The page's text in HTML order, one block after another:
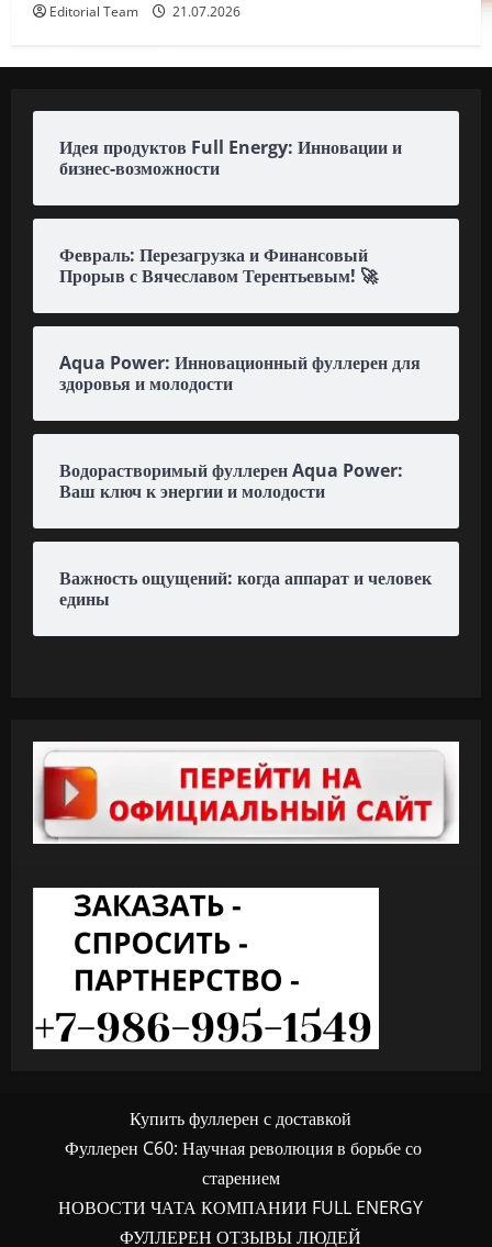
Editorial Team 21.07.2026
Идея продуктов Full Energy: Инновации и
бизнес-возможности
Февраль: Перезагрузка и Финансовый
Прорыв с Вячеславом Терентьевым! 🚀
Aqua Power: Инновационный фуллерен для
здоровья и молодости
Водорастворимый фуллерен Aqua Power:
Ваш ключ к энергии и молодости
Важность ощущений: когда аппарат и человек
едины
Купить фуллерен с доставкой
Фуллерен C60: Научная революция в борьбе со
старением
НОВОСТИ ЧАТА КОМПАНИИ FULL ENERGY
ФУЛЛЕРЕН ОТЗЫВЫ ЛЮДЕЙ